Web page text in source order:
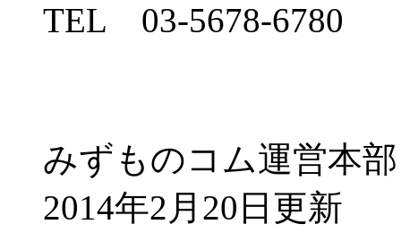
TEL 03-5678-6780
みずものコム運営本部
2014年2月20日更新